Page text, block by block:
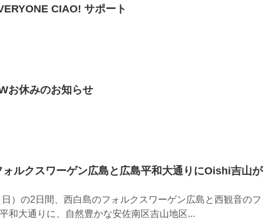
CIAO! サポート
お休みのお知らせ
ルクスワーゲン広島と広島平和大通りにOishi吉山が
）の2日間、西白島のフォルクスワーゲン広島と西観音のフ
和大通りに、自然豊かな安佐南区吉山地区...